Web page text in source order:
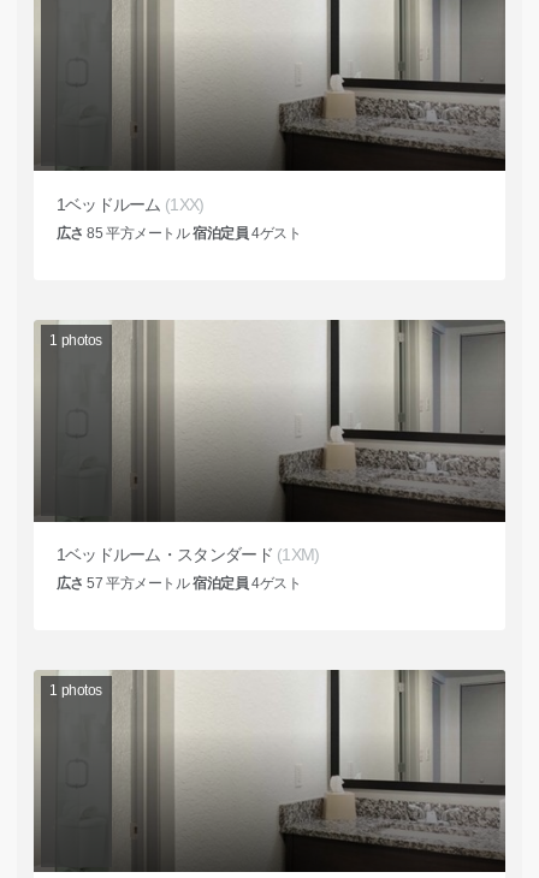
1ベッドルーム (1XX)
広さ 85 平方メートル宿泊定員 4ゲスト
1 photos
1ベッドルーム・スタンダード (1XM)
広さ 57 平方メートル宿泊定員 4ゲスト
1 photos